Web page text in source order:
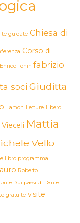
guidate Chiesa di
Corso di
Enrico Tonin fabrizio
soci Giuditta
Lamon Letture Libero
Mattia
Vello
libro programma
Roberto
Sui passi di Dante
gratuite visite